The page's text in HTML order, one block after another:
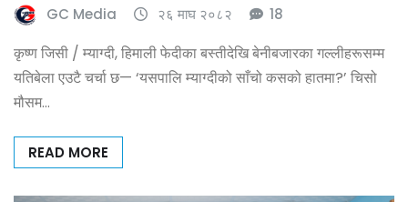
GC Media २६ माघ २०८२ 18
कृष्ण जिसी / म्याग्दी, हिमाली फेदीका बस्तीदेखि बेनीबजारका गल्लीहरूसम्म
यतिबेला एउटै चर्चा छ— ‘यसपालि म्याग्दीको साँचो कसको हातमा?’ चिसो
मौसम…
READ MORE